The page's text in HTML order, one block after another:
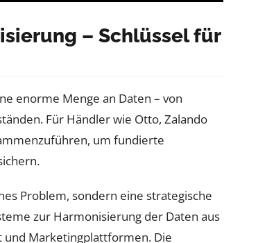
– Schlüssel für
enorme Menge an Daten – von
Für Händler wie Otto, Zalando
um fundierte
Problem, sondern eine strategische
zur Harmonisierung der Daten aus
und Marketingplattformen. Die